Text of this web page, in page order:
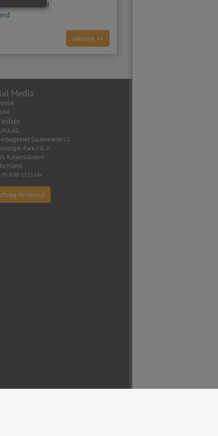
Leubnitz GmbH
weitere >>
Media
AG
Sauerwiesen 2
Park I & II
Kaiserslautern
Fr. 8.00-17.15 Uhr
Widerruf